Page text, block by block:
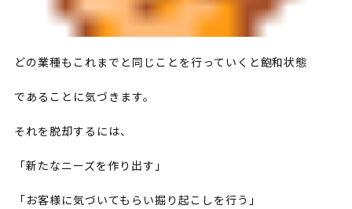
どの業種もこれまでと同じことを行っていくと飽和状態
であることに気づきます。
それを脱却するには、
「新たなニーズを作り出す」
「お客様に気づいてもらい掘り起こしを行う」